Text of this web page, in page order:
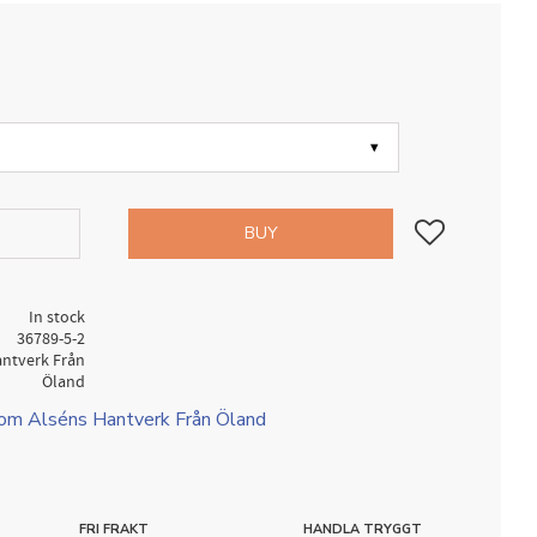
BUY Add to favorites
In stock
36789-5-2
Från
Öland
Alséns Hantverk Från Öland
FRI FRAKT HANDLA TRYGGT